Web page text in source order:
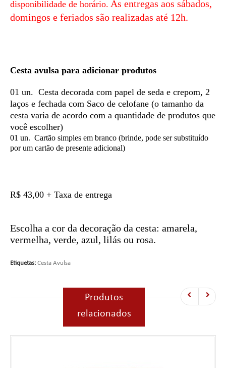
disponibilidade de horário. As entregas aos sábados,
domingos e feriados são realizadas até 12h.
Cesta avulsa para adicionar produtos
01 un. Cesta decorada com papel de seda e crepom, 2
laços e fechada com Saco de celofane (o tamanho da
cesta varia de acordo com a quantidade de produtos que
você escolher)
01 un. Cartão simples em branco (brinde, pode ser substituído
por um cartão de presente adicional)
R$ 43,00 + Taxa de entrega
Escolha a cor da decoração da cesta: amarela,
vermelha, verde, azul, lilás ou rosa.
Etiquetas: Cesta Avulsa
Produtos
relacionados